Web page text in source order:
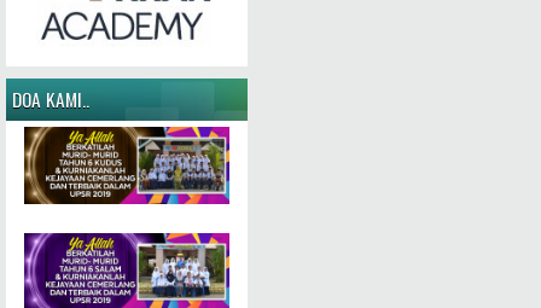
DOA KAMI..